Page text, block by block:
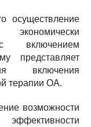
осуществление
включением
представляет
включения
терапии ОА.
возможности